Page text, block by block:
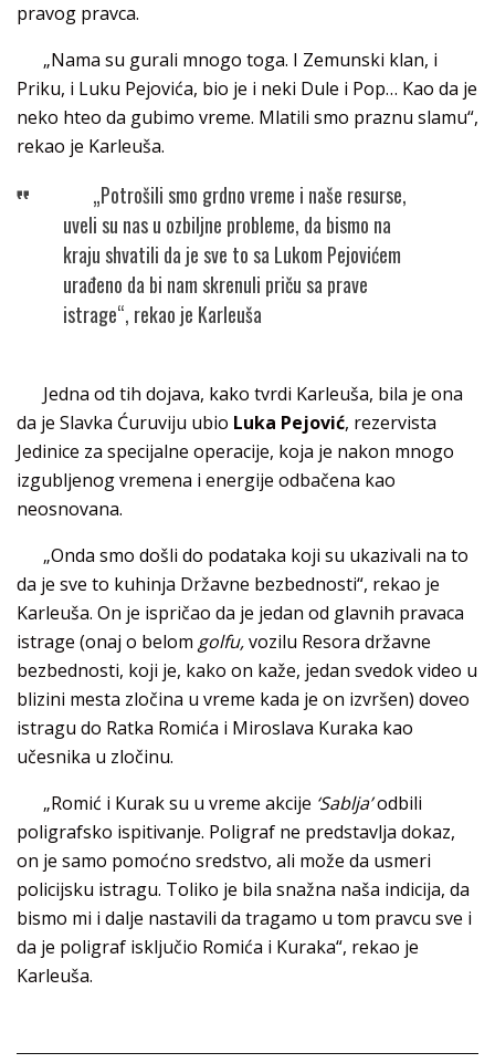
pravog pravca.
„Nama su gurali mnogo toga. I Zemunski klan, i
Priku, i Luku Pejovića, bio je i neki Dule i Pop… Kao da je
neko hteo da gubimo vreme. Mlatili smo praznu slamu“,
rekao je Karleuša.
„Potrošili smo grdno vreme i naše resurse,
uveli su nas u ozbiljne probleme, da bismo na
kraju shvatili da je sve to sa Lukom Pejovićem
urađeno da bi nam skrenuli priču sa prave
istrage“, rekao je Karleuša
Jedna od tih dojava, kako tvrdi Karleuša, bila je ona
da je Slavka Ćuruviju ubio Luka Pejović, rezervista
Jedinice za specijalne operacije, koja je nakon mnogo
izgubljenog vremena i energije odbačena kao
neosnovana.
„Onda smo došli do podataka koji su ukazivali na to
da je sve to kuhinja Državne bezbednosti“, rekao je
Karleuša. On je ispričao da je jedan od glavnih pravaca
istrage (onaj o belom golfu,vozilu Resora državne
bezbednosti, koji je, kako on kaže, jedan svedok video u
blizini mesta zločina u vreme kada je on izvršen) doveo
istragu do Ratka Romića i Miroslava Kuraka kao
učesnika u zločinu.
„Romić i Kurak su u vreme akcije ‘Sablja’odbili
poligrafsko ispitivanje. Poligraf ne predstavlja dokaz,
on je samo pomoćno sredstvo, ali može da usmeri
policijsku istragu. Toliko je bila snažna naša indicija, da
bismo mi i dalje nastavili da tragamo u tom pravcu sve i
da je poligraf isključio Romića i Kuraka“, rekao je
Karleuša.